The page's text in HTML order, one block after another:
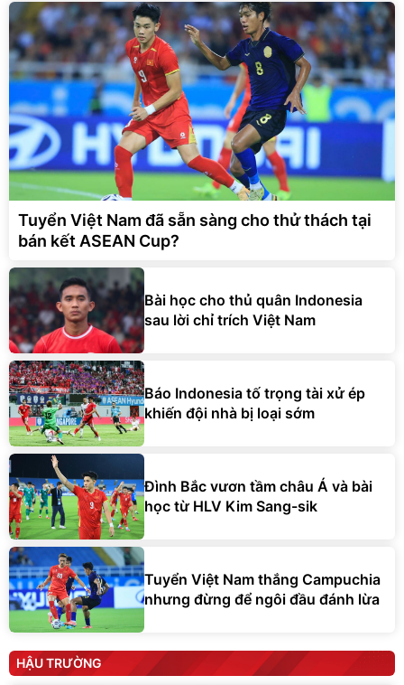
Tuyển Việt Nam đã sẵn sàng cho thử thách tại
bán kết ASEAN Cup?
Bài học cho thủ quân Indonesia
sau lời chỉ trích Việt Nam
Báo Indonesia tố trọng tài xử ép
khiến đội nhà bị loại sớm
Đình Bắc vươn tầm châu Á và bài
học từ HLV Kim Sang-sik
Tuyển Việt Nam thắng Campuchia
nhưng đừng để ngôi đầu đánh lừa
HẬU TRƯỜNG